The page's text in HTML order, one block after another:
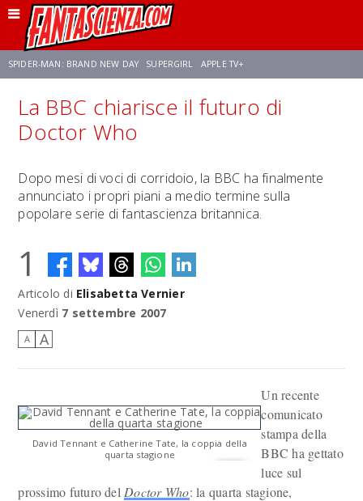
SPIDER-MAN: BRAND NEW DAY SUPERGIRL APPLE TV+
FRANCO RICCIARDIELLO ZENDAYA STAR TREK AVENGERS: DOOMSDAY
La BBC chiarisce il futuro di
Doctor Who
Dopo mesi di voci di corridoio, la BBC ha finalmente
annunciato i propri piani a medio termine sulla
popolare serie di fantascienza britannica.
1
Articolo di Elisabetta Vernier
Venerdì 7 settembre 2007
A A
David Tennant e Catherine Tate, la coppia della
quarta stagione
Un recente
comunicato
stampa della
BBC ha gettato
luce sul
prossimo futuro del Doctor Who: la quarta stagione,